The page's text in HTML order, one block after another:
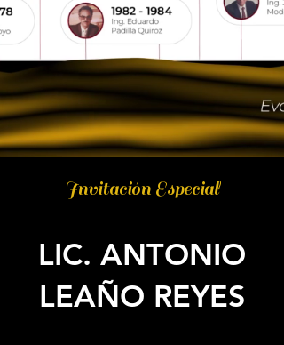
Invitación Especial
LIC. ANTONIO
LEAÑO REYES